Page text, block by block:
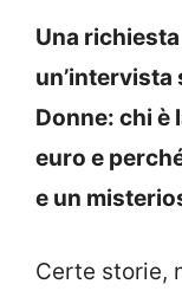
Una
un’intervista
Donne: chi è
euro e
e un
Certe storie,